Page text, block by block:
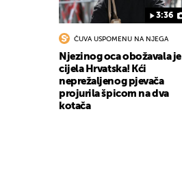
3:36
ČUVA USPOMENU NA NJEGA
Njezinog oca obožavala je
cijela Hrvatska! Kći
neprežaljenog pjevača
projurila špicom na dva
kotača